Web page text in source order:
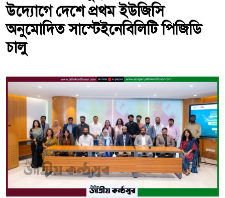
উদ্যোগে দেশে প্রথম ইউজিসি
অনুমোদিত সাস্টেইনেবিলিটি পিজিডি
চালু